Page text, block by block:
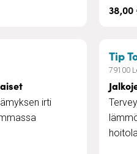
catering ja
irti
Tip
79100